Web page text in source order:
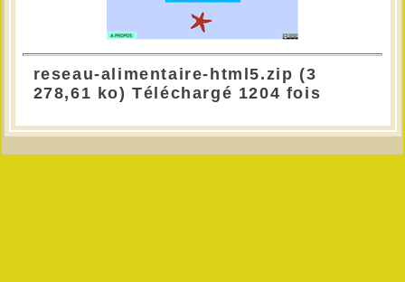
reseau-alimentaire-html5.zip (3
278,61 ko) Téléchargé 1204 fois